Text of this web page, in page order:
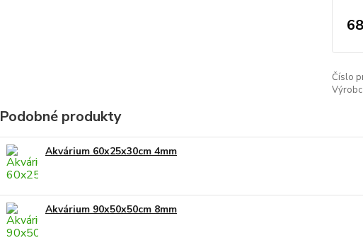
Číslo
Podobné produkty
Akvárium 60x25x30cm 4mm
Akvárium 90x50x50cm 8mm